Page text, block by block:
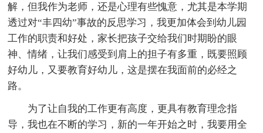
解，但我作为老师，还是心理有些愧意，尤其是本学期
透过对“丰四幼”事故的反思学习，我更加体会到幼儿园
工作的职责和好处，家长把孩子交给我们时期盼的眼
神、情绪，让我们感受到肩上的担子有多重，既要照顾
好幼儿，又要教育好幼儿，这是摆在我面前的必经之
路。
为了让自我的工作更有高度，更具有教育理念指
导，我也在不断的学习，新的一年开始之时，我要用全